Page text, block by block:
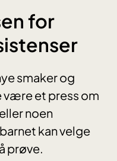
for
smaker og
være et press om
noen
kan velge
prøve.